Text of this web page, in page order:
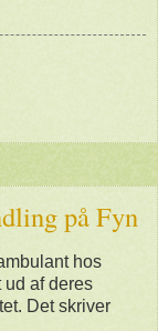
på Fyn
hos
af deres
Det skriver